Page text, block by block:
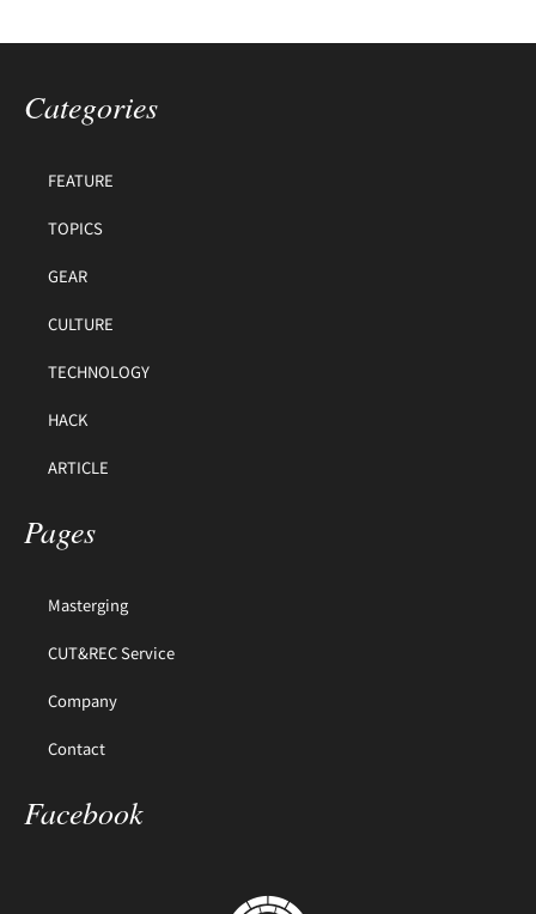
Categories
FEATURE
TOPICS
GEAR
CULTURE
TECHNOLOGY
HACK
ARTICLE
Pages
Masterging
CUT&REC Service
Company
Contact
Facebook